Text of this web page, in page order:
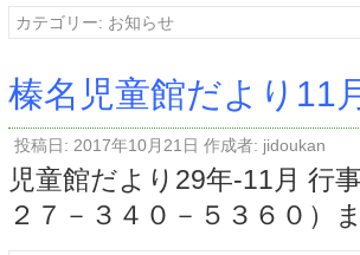
カテゴリー: お知らせ
榛名児童館だより11
投稿日: 2017年10月21日 作成者: jidoukan
児童館だより29年-11月 行
２７－３４０－５３６０）